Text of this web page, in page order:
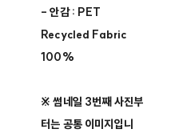
- 안감 : PET
Recycled Fabric
100%
※ 썸네일 3번째 사진부
터는 공통 이미지입니